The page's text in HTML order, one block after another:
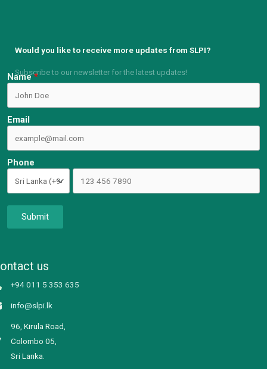
Would you like to receive more updates from SLPI?
Subscribe to our newsletter for the latest updates!
Name
Email
Phone
Submit
us
+94 011 5 353 635
info@slpi.lk
96, Kirula Road,
Colombo 05,
Sri Lanka.